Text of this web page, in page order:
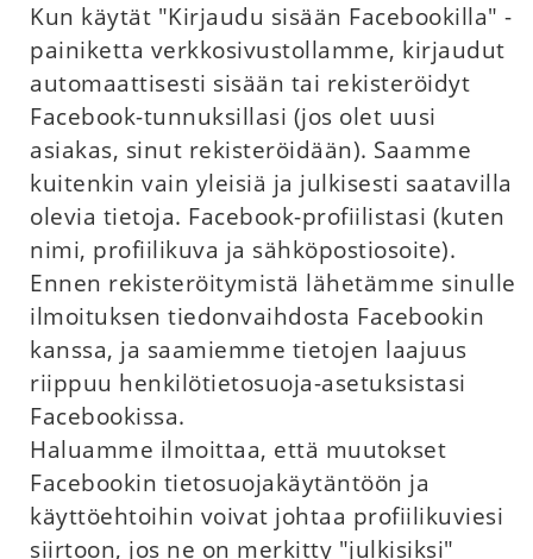
Kun käytät "Kirjaudu sisään Facebookilla" -
painiketta verkkosivustollamme, kirjaudut
automaattisesti sisään tai rekisteröidyt
Facebook-tunnuksillasi (jos olet uusi
asiakas, sinut rekisteröidään). Saamme
kuitenkin vain yleisiä ja julkisesti saatavilla
olevia tietoja. Facebook-profiilistasi (kuten
nimi, profiilikuva ja sähköpostiosoite).
Ennen rekisteröitymistä lähetämme sinulle
ilmoituksen tiedonvaihdosta Facebookin
kanssa, ja saamiemme tietojen laajuus
riippuu henkilötietosuoja-asetuksistasi
Facebookissa.
Haluamme ilmoittaa, että muutokset
Facebookin tietosuojakäytäntöön ja
käyttöehtoihin voivat johtaa profiilikuviesi
siirtoon, jos ne on merkitty "julkisiksi"